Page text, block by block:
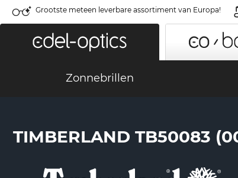
Grootste meteen leverbare assortiment van Europa!
Zonnebrillen
TIMBERLAND TB50083